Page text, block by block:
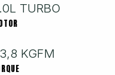
TURBO
KGFM